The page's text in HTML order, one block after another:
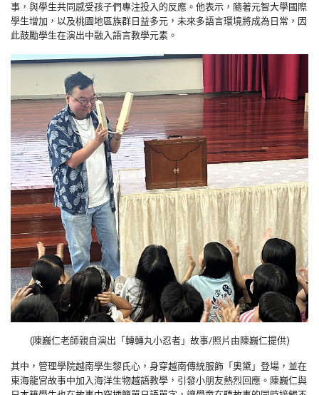
事，與學生共同感受孩子們專注投入的反應。他表示，隨著元智大學國際
學生增加，以及桃園地區族群日益多元，未來多語言環境將成為日常，因
此鼓勵學生在演出中融入語言教學元素。
(陳巍仁老師親自演出「轉轉丸小忍者」故事/照片由陳巍仁提供)
其中，管理學院越南學生黎氏心，身穿越南傳統服飾「奧黛」登場，並在
東海龍宮故事中加入海洋生物越語教學，引發小朋友熱烈回應。陳巍仁與